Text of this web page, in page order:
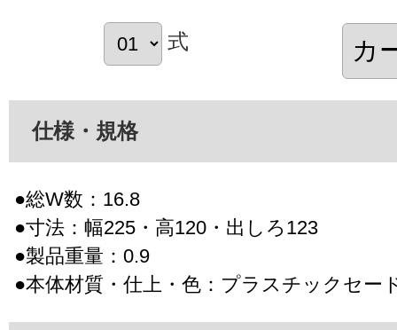
式
仕様・規格
●総W数：16.8
●寸法：幅225・高120・出しろ123
●製品重量：0.9
●本体材質・仕上・色：プラスチックセー